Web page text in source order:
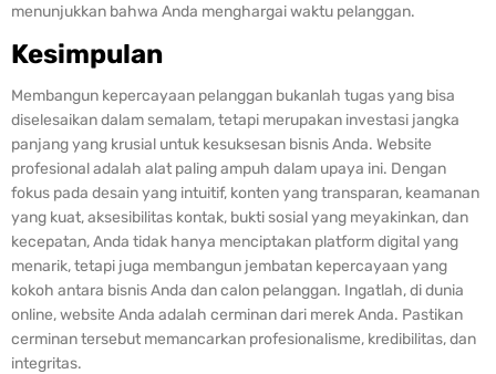
menunjukkan bahwa Anda menghargai waktu pelanggan.
Kesimpulan
Membangun kepercayaan pelanggan bukanlah tugas yang bisa
diselesaikan dalam semalam, tetapi merupakan investasi jangka
panjang yang krusial untuk kesuksesan bisnis Anda. Website
profesional adalah alat paling ampuh dalam upaya ini. Dengan
fokus pada desain yang intuitif, konten yang transparan, keamanan
yang kuat, aksesibilitas kontak, bukti sosial yang meyakinkan, dan
kecepatan, Anda tidak hanya menciptakan platform digital yang
menarik, tetapi juga membangun jembatan kepercayaan yang
kokoh antara bisnis Anda dan calon pelanggan. Ingatlah, di dunia
online, website Anda adalah cerminan dari merek Anda. Pastikan
cerminan tersebut memancarkan profesionalisme, kredibilitas, dan
integritas.